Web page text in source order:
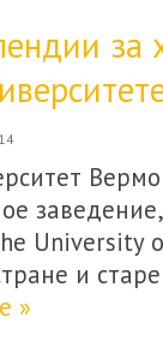
за
University
и
»